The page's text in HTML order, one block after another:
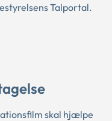
Talportal.
skal hjælpe